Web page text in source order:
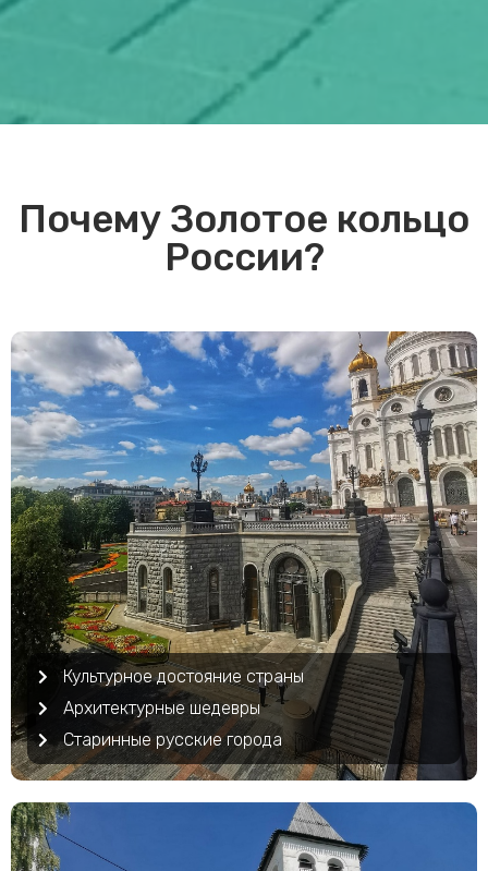
Почему Золотое кольцо
России?
Культурное достояние страны
Архитектурные шедевры
Старинные русские города